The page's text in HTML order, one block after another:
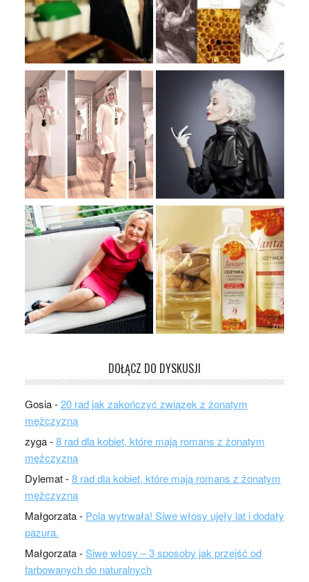
DOŁĄCZ DO DYSKUSJI
Gosia-20 rad jak zakończyć związek z żonatym
mężczyzną
zyga-8 rad dla kobiet, które mają romans z żonatym
mężczyzną
Dylemat-8 rad dla kobiet, które mają romans z żonatym
mężczyzną
Małgorzata- Pola wytrwała! Siwe włosy ujęły lat i dodały
pazura.
Małgorzata-Siwe włosy – 3 sposoby jak przejść od
farbowanych do naturalnych